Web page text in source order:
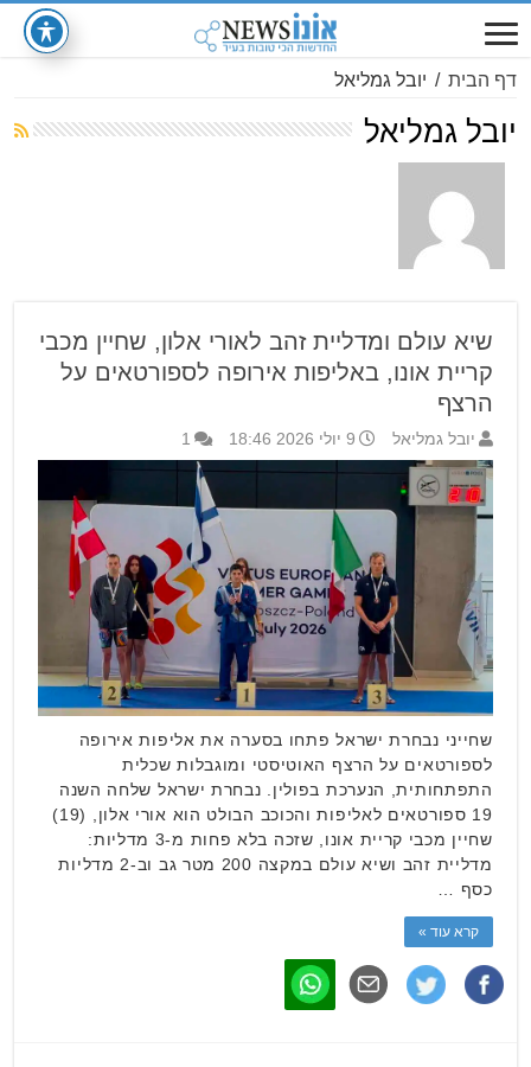
דף הבית / יובל גמליאל
יובל גמליאל
שיא עולם ומדליית זהב לאורי אלון, שחיין מכבי
קריית אונו, באליפות אירופה לספורטאים על
הרצף
יובל גמליאל 9 יולי 2026 18:46 1
שחייני נבחרת ישראל פתחו בסערה את אליפות אירופה
לספורטאים על הרצף האוטיסטי ומוגבלות שכלית
התפתחותית, הנערכת בפולין. נבחרת ישראל שלחה השנה
19 ספורטאים לאליפות והכוכב הבולט הוא אורי אלון, (19)
שחיין מכבי קריית אונו, שזכה בלא פחות מ-3 מדליות:
מדליית זהב ושיא עולם במקצה 200 מטר גב וב-2 מדליות
כסף …
קרא עוד »